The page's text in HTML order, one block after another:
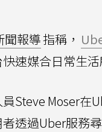
聞報導指稱，
速媒合日常生
Steve Moser在
透過Uber服務